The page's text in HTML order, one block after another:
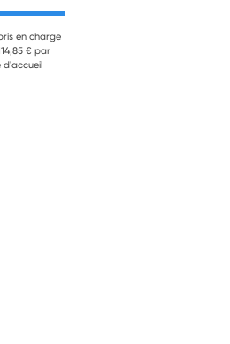
en charge
€ par
d'accueil